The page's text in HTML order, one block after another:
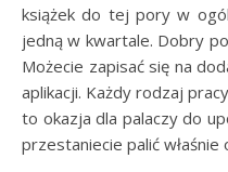
książek do tej pory w
jedną w kwartale. Dobry
Możecie zapisać się na
aplikacji. Każdy rodzaj
to okazja dla palaczy do
przestaniecie palić właśnie